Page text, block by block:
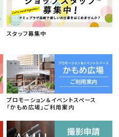
スタッフ募集中
プロモーション＆イベントスペース
「かもめ広場」ご利用案内